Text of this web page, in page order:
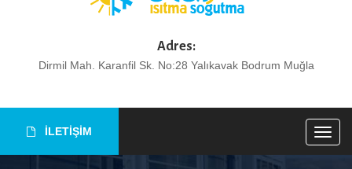
Adres:
Dirmil Mah. Karanfil Sk. No:28 Yalıkavak Bodrum Muğla
İLETİŞİM